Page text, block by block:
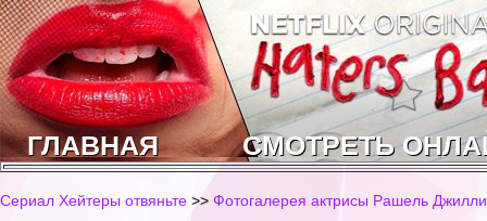
ГЛАВНАЯ СМОТРЕТЬ
Сериал Хейтеры отвяньте >> Фотогалерея актрисы Рашель